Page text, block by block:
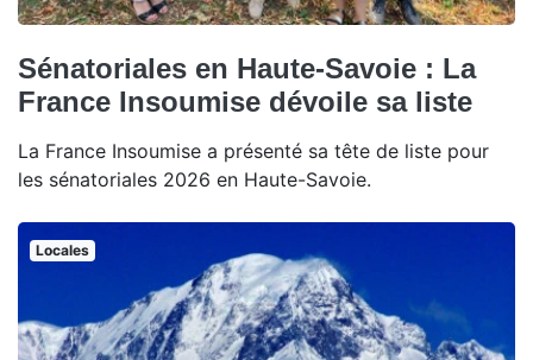
Sénatoriales en Haute-Savoie : La
France Insoumise dévoile sa liste
La France Insoumise a présenté sa tête de liste pour
les sénatoriales 2026 en Haute-Savoie.
Locales